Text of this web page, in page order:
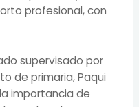
profesional, con
supervisado por
de primaria, Paqui
importancia de